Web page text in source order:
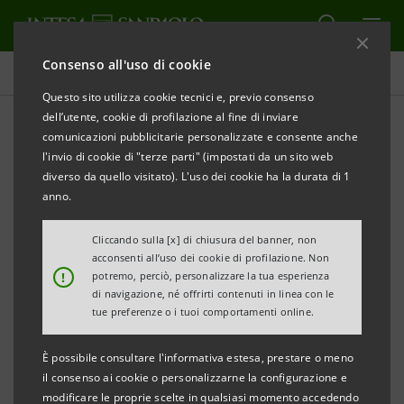
Consenso all'uso di cookie
Questo sito utilizza cookie tecnici e, previo consenso
dell’utente, cookie di profilazione al fine di inviare
comunicazioni pubblicitarie personalizzate e consente anche
l'invio di cookie di "terze parti" (impostati da un sito web
diverso da quello visitato). L'uso dei cookie ha la durata di 1
anno.
!
Cliccando sulla [x] di chiusura del banner, non
acconsenti all’uso dei cookie di profilazione. Non
potremo, perciò, personalizzare la tua esperienza
di navigazione, né offrirti contenuti in linea con le
tue preferenze o i tuoi comportamenti online.
È possibile consultare l'informativa estesa, prestare o meno
il consenso ai cookie o personalizzarne la configurazione e
modificare le proprie scelte in qualsiasi momento accedendo
Comunicati stampa
STAMPA AGGIORNA
INTESA SANPAOLO: LINEA ESG, PER EMISSIONE DI
GARANZIE, DA 350 MILIONI DI EURO AL LEADER
Al raggiungimento di un target prefissato,
Intesa Sanpaolo migliorerà le condizioni
della linea per garanzie.
Endesa si è impegnata ad aumentare la
percentuale di fonti rinnovabili sul totale
della capacità di produzione di energia